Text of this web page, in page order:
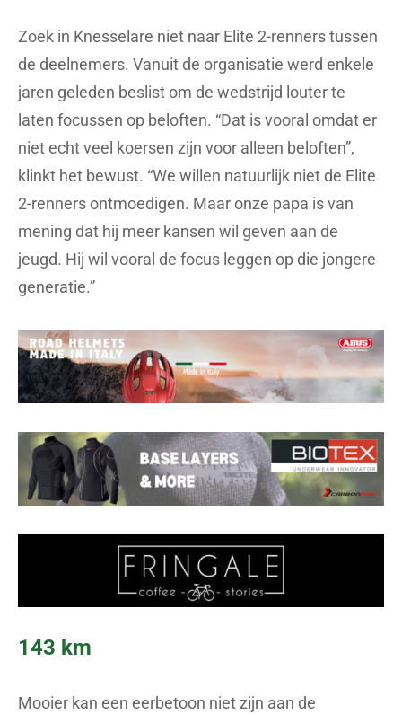
Zoek in Knesselare niet naar Elite 2-renners tussen
de deelnemers. Vanuit de organisatie werd enkele
jaren geleden beslist om de wedstrijd louter te
laten focussen op beloften. “Dat is vooral omdat er
niet echt veel koersen zijn voor alleen beloften”,
klinkt het bewust. “We willen natuurlijk niet de Elite
2-renners ontmoedigen. Maar onze papa is van
mening dat hij meer kansen wil geven aan de
jeugd. Hij wil vooral de focus leggen op die jongere
generatie.”
143 km
Mooier kan een eerbetoon niet zijn aan de